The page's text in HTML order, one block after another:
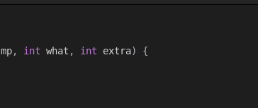
mp, int what , int extra) {